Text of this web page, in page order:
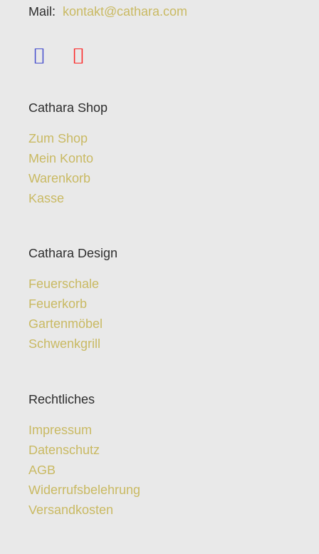
Mail: kontakt@cathara.com
Cathara Shop
Zum Shop
Mein Konto
Warenkorb
Kasse
Cathara Design
Feuerschale
Feuerkorb
Gartenmöbel
Schwenkgrill
Rechtliches
Impressum
Datenschutz
AGB
Widerrufsbelehrung
Versandkosten